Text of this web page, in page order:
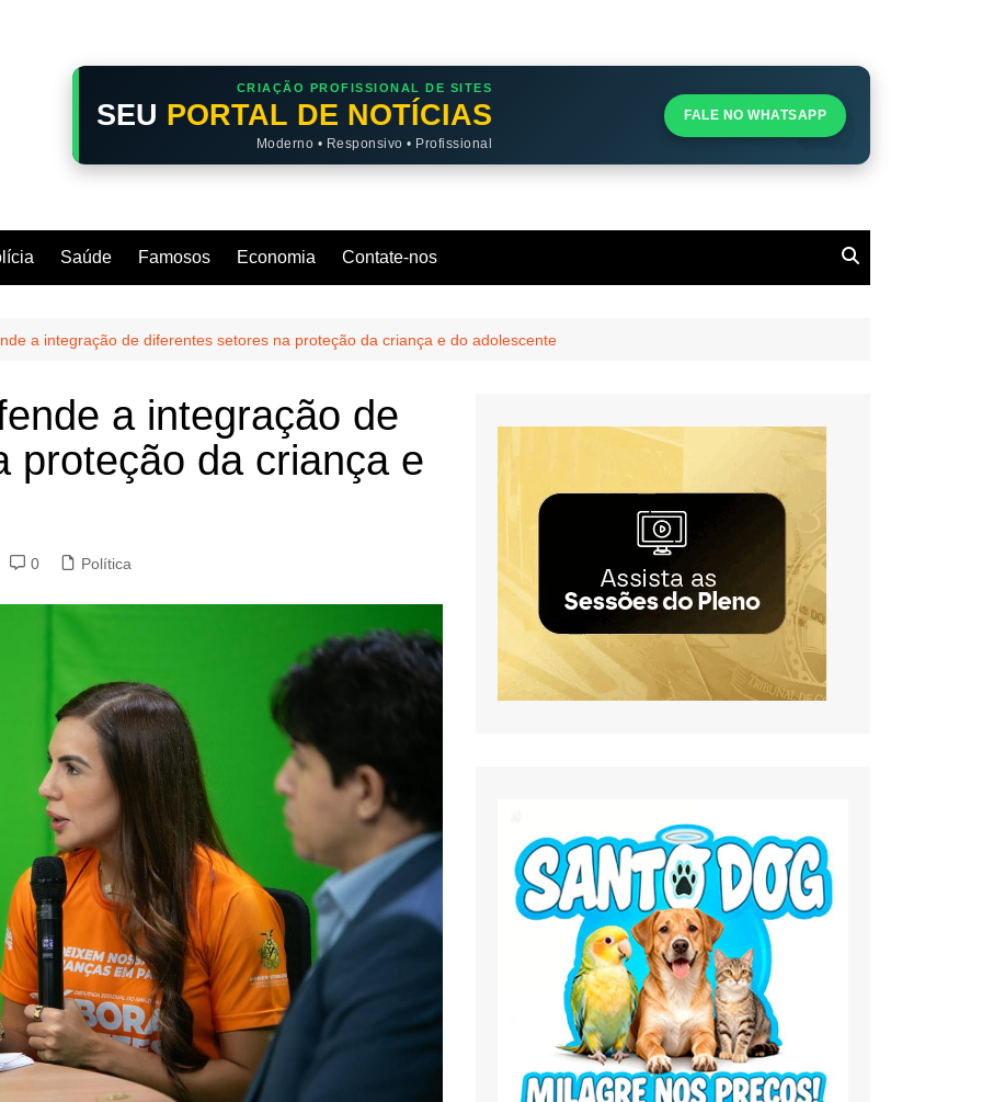
CRIAÇÃO PROFISSIONAL DE SITES
SEU PORTAL DE NOTÍCIAS
Moderno • Responsivo • Profissional
FALE NO WHATSAPP
Saúde Famosos Economia Contate-nos
a integração de diferentes setores na proteção da criança e do adolescente
a integração de
proteção da criança e
0 Política